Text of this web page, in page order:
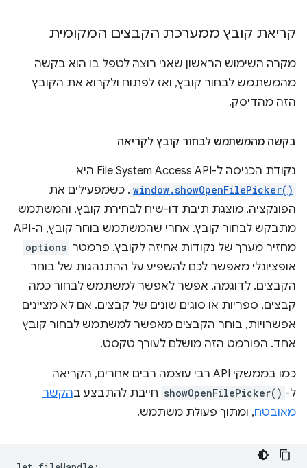
קריאת קובץ ממערכת הקבצים המקומית
מקרה השימוש הראשון שאני רוצה לטפל בו הוא בקשה
מהמשתמש לבחור קובץ, ואז לפתוח ולקרוא את הקובץ
הזה מהדיסק.
בקשה מהמשתמש לבחור קובץ לקריאה
נקודת הכניסה ל-File System Access API היא
window.showOpenFilePicker() . כשמפעילים את
הפונקציה, מוצגת תיבת דו-שיח לבחירת קובץ, והמשתמש
מתבקש לבחור קובץ. אחרי שהמשתמש בוחר קובץ, ה-API
מחזיר מערך של נקודות אחיזה לקובץ. פרמטר options
אופציונלי מאפשר לכם להשפיע על ההתנהגות של בוחר
הקבצים. לדוגמה, אפשר לאפשר למשתמש לבחור כמה
קבצים, ספריות או סוגים שונים של קבצים. אם לא מציינים
אפשרויות, בוחר הקבצים מאפשר למשתמש לבחור קובץ
אחד. הפורמט הזה מושלם לעורך טקסט.
כמו בממשקי API רבי עוצמה רבים אחרים, הקריאה
ל- showOpenFilePicker() חייבת להתבצע בהקשר
מאובטח, ומתוך פעולת משתמש.